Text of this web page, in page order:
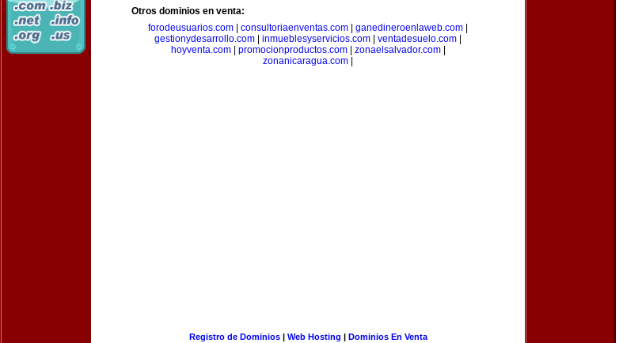
Otros dominios en venta:
forodeusuarios.com
consultoriaenventas.com ganedineroenlaweb.com
gestionydesarrollo.com
inmueblesyservicios.com ventadesuelo.com
hoyventa.com| promocionproductos.com| zonaelsalvador.com|
zonanicaragua.com
Registro de Dominios| Web Hosting | Dominios En Venta